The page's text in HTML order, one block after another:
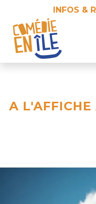
INFOS &
A L'AFFICHE